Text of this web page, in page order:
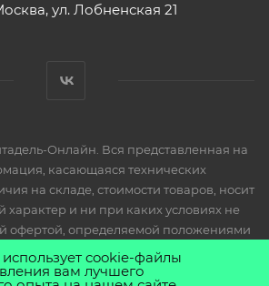
ул. Лобненская 21
Онлайн. Вся представленная на
касающаяся технических
на складе, стоимости товаров, носит
и ни при каких условиях не
офертой, определяемой положениями
Гражданского кодекса РФ.
cookie-файлы
вам лучшего